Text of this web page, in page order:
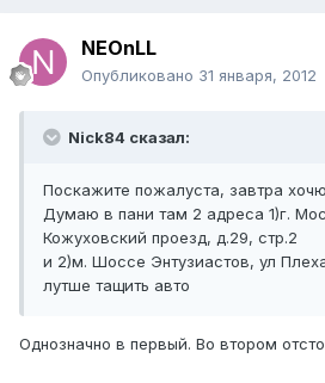
NEOnLL
Опубликовано 31 января, 2012
Nick84 сказал:
Поскажите пожалуста, завтра
Думаю в пани там 2 адреса 1)г.
Кожуховский проезд, д.29, стр.2
и 2)м. Шоссе Энтузиастов, ул
лутше тащить авто
Однозначно в первый. Во втором